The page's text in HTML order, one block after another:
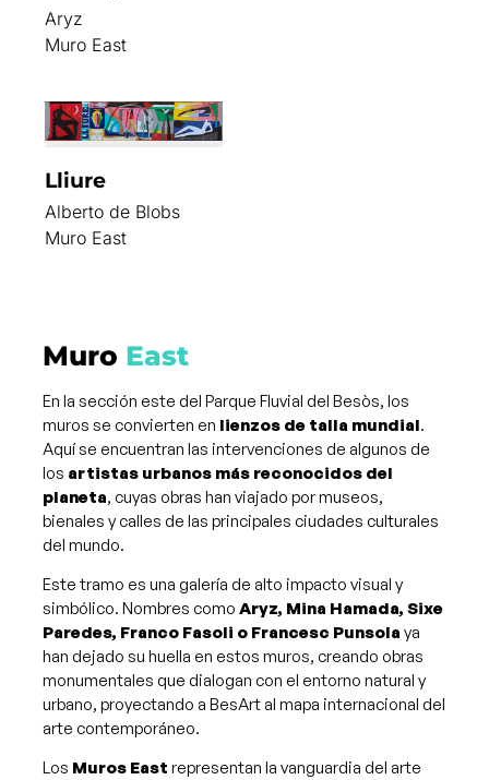
Aryz
Muro East
Lliure
Alberto de Blobs
Muro East
En la sección este del Parque Fluvial del Besòs, los
muros se convierten en lienzos de talla mundial.
Aquí se encuentran las intervenciones de algunos de
los artistas urbanos más reconocidos del
planeta, cuyas obras han viajado por museos,
bienales y calles de las principales ciudades culturales
del mundo.
Este tramo es una galería de alto impacto visual y
simbólico. Nombres como Aryz, Mina Hamada, Sixe
Paredes, Franco Fasoli o Francesc Punsola ya
han dejado su huella en estos muros, creando obras
monumentales que dialogan con el entorno natural y
urbano, proyectando a BesArt al mapa internacional del
arte contemporáneo​.
Los Muros East representan la vanguardia del arte
Muro East